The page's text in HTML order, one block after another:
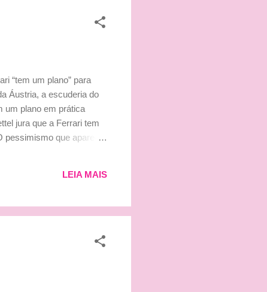
“tem um plano” para
Áustria, a escuderia do
um plano em prática
jura que a Ferrari tem
pessimismo que aparecia
melhor que dois P5
LEIA MAIS